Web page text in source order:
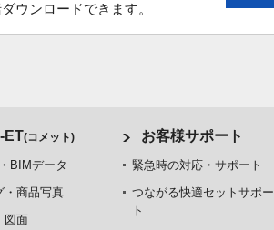
ウンロードできます。
ET(コメット)
BIMデータ
・商品写真
図面
お客様サポート
緊急時の対応・サポート
つながる快適セットサポー
ト